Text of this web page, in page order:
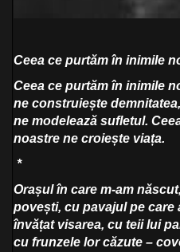
Ceea ce purtăm în inimile
Ceea ce purtăm în inimile
ne construiește
ne modelează sufletul.
noastre ne croiește viața.
*
Orașul în care m-am
povești, cu pavajul pe care
învățat visarea, cu teii lui
cu frunzele lor căzute –